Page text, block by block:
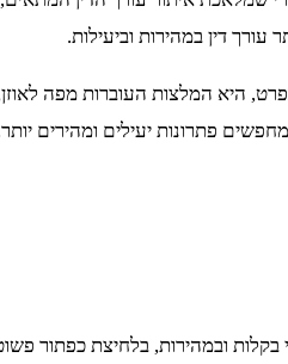
דין במהירות וביעילות.
היא המלצות העוברות מפה
פתרונות יעילים ומהירים
ובמהירות, בלחיצת כפתור